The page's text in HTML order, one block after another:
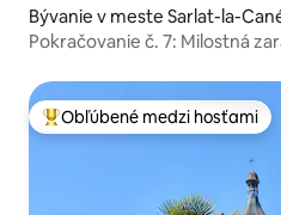
Bývanie v meste Sarlat-la-
Pokračovanie č. 7: Milostná
Najobľúbenejšie medzi hosťami
Obľúbené medzi hosťami